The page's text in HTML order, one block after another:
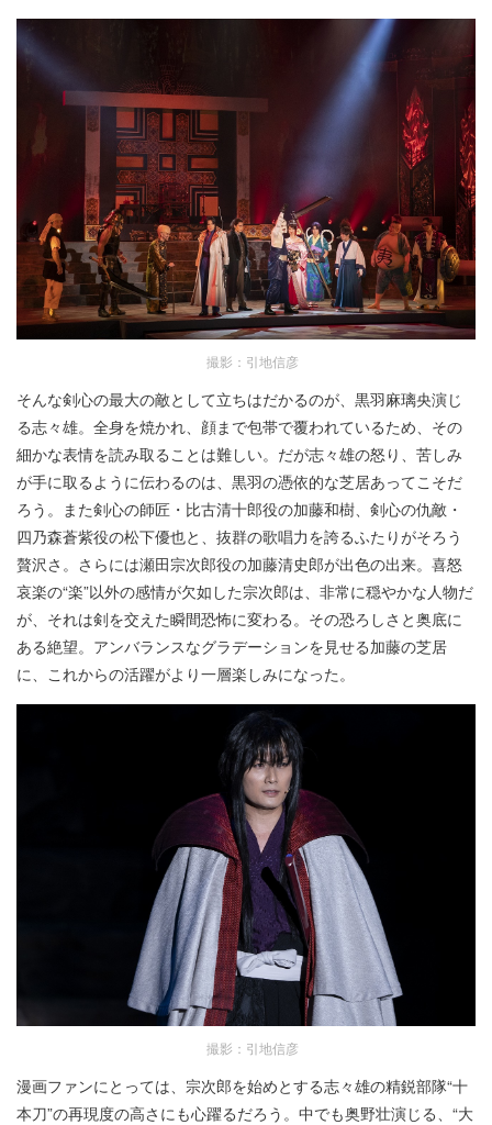
撮影：引地信彦
そんな剣心の最大の敵として立ちはだかるのが、黒羽麻璃央演じ
る志々雄。全身を焼かれ、顔まで包帯で覆われているため、その
細かな表情を読み取ることは難しい。だが志々雄の怒り、苦しみ
が手に取るように伝わるのは、黒羽の憑依的な芝居あってこそだ
ろう。また剣心の師匠・比古清十郎役の加藤和樹、剣心の仇敵・
四乃森蒼紫役の松下優也と、抜群の歌唱力を誇るふたりがそろう
贅沢さ。さらには瀬田宗次郎役の加藤清史郎が出色の出来。喜怒
哀楽の“楽”以外の感情が欠如した宗次郎は、非常に穏やかな人物だ
が、それは剣を交えた瞬間恐怖に変わる。その恐ろしさと奥底に
ある絶望。アンバランスなグラデーションを見せる加藤の芝居
に、これからの活躍がより一層楽しみになった。
撮影：引地信彦
漫画ファンにとっては、宗次郎を始めとする志々雄の精鋭部隊“十
本刀”の再現度の高さにも心躍るだろう。中でも奥野壮演じる、“大